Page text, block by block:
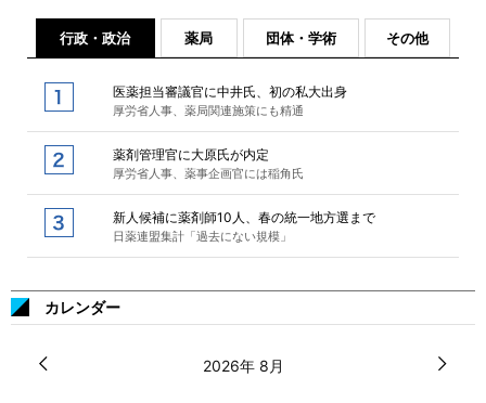
行政・政治 薬局 団体・学術 その他
医薬担当審議官に中井氏、初の私大出身
厚労省人事、薬局関連施策にも精通
薬剤管理官に大原氏が内定
厚労省人事、薬事企画官には稲角氏
新人候補に薬剤師10人、春の統一地方選まで
日薬連盟集計「過去にない規模」
カレンダー
2026年 8月